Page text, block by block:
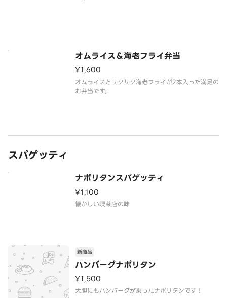
オムライス＆海老フライ弁当
¥1,600
オムライスとサクサク海老フライが2本入った満足の
お弁当です。
スパゲッティ
ナポリタンスパゲッティ
¥1,100
懐かしい喫茶店の味
ハンバーグナポリタン
新商品
¥1,500
大胆にもハンバーグが乗ったナポリタンです！